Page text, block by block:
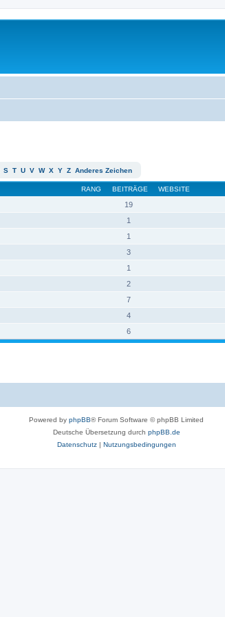
S T U V W X Y Z Anderes Zeichen
RANG BEITRÄGE WEBSITE
19
1
1
3
1
2
7
4
6
Powered by phpBB® Forum Software © phpBB Limited
Deutsche Übersetzung durch phpBB.de
Datenschutz| Nutzungsbedingungen